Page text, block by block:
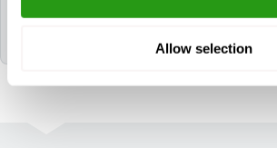
Allow selection
sind. Wählen Sie dies einfach bei der